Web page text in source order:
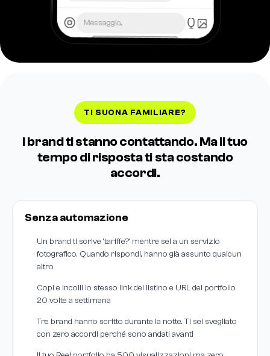
Messaggio...
TI SUONA FAMILIARE?
I brand ti stanno contattando. Ma il tuo
tempo di risposta ti sta costando
accordi.
Senza automazione
Un brand ti scrive 'tariffe?' mentre sei a un servizio
fotografico. Quando rispondi, hanno già assunto qualcun
altro
Copi e incolli lo stesso link del listino e URL del portfolio
20 volte a settimana
Tre brand hanno scritto durante la notte. Ti sei svegliato
con zero accordi perché sono andati avanti